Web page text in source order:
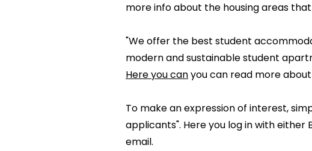
more info about the housing areas that
"We offer the best student
modern and sustainable student
Here you canyou can read more
To make an expression of interest,
applicants". Here you log in with
email.